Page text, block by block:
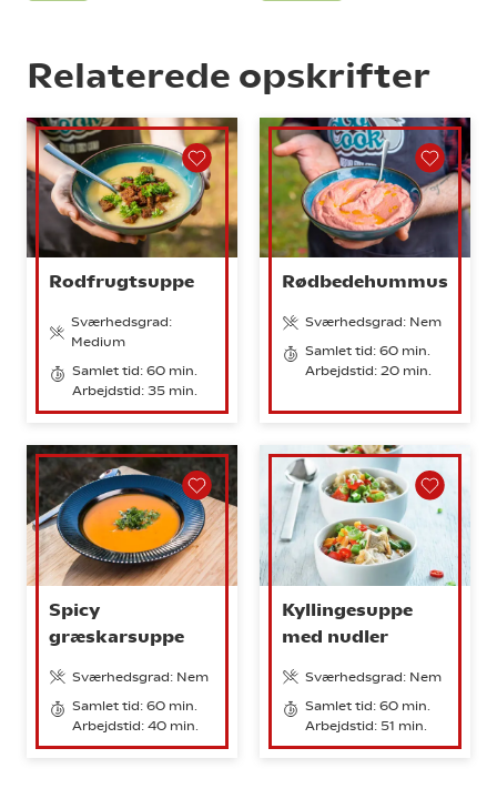
Relaterede opskrifter
Rodfrugtsuppe
Sværhedsgrad:
Medium
Samlet tid: 60 min.
Arbejdstid: 35 min.
Rødbedehummus
Sværhedsgrad: Nem
Samlet tid: 60 min.
Arbejdstid: 20 min.
Spicy
græskarsuppe
Sværhedsgrad: Nem
Samlet tid: 60 min.
Arbejdstid: 40 min.
Kyllingesuppe
med nudler
Sværhedsgrad: Nem
Samlet tid: 60 min.
Arbejdstid: 51 min.